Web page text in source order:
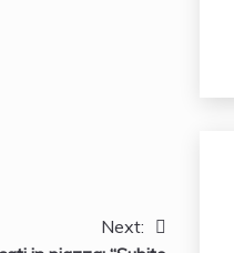
Next: